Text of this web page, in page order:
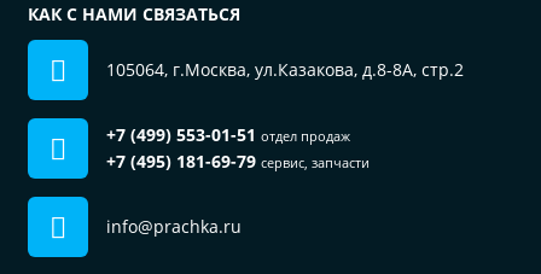
КАК С НАМИ СВЯЗАТЬСЯ
105064, г.Москва, ул.Казакова, д.8-8А, стр.2
+7 (499) 553-01-51 отдел продаж
+7 (495) 181-69-79 сервис, запчасти
info@prachka.ru